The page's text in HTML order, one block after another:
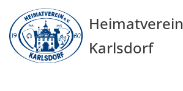
Zum
Inhalt
springen
Heimatverein
Karlsdorf